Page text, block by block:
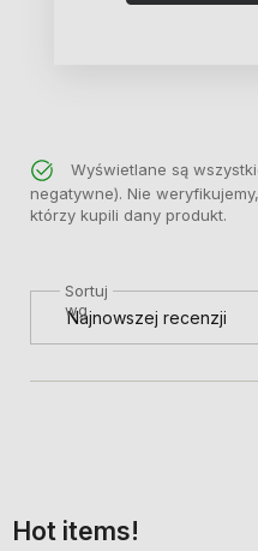
Wyświetlane są
negatywne). Nie
którzy kupili dany produkt.
Sortuj
wg
Hot items!